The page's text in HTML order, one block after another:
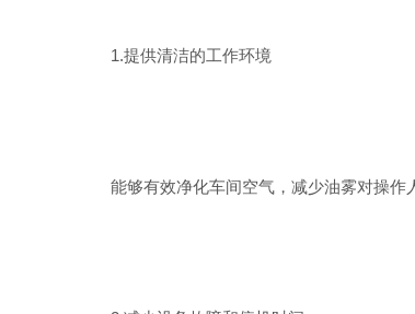
1.提供清洁的工作环境
能够有效净化车间空气，减少油雾对操作人